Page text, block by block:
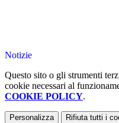
Notizie
Questo sito o gli strumenti
cookie necessari al
COOKIE POLICY.
Personalizza Rifiuta tutti i